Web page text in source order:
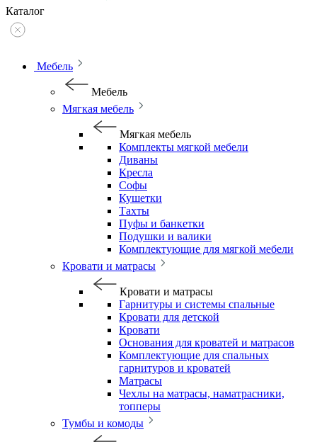
Каталог
Мебель
Мебель
Мягкая мебель
Мягкая мебель
Комплекты мягкой мебели
Диваны
Кресла
Софы
Кушетки
Тахты
Пуфы и банкетки
Подушки и валики
Комплектующие для мягкой мебели
Кровати и матрасы
Кровати и матрасы
Гарнитуры и системы спальные
Кровати для детской
Кровати
Основания для кроватей и матрасов
Комплектующие для спальных
гарнитуров и кроватей
Матрасы
Чехлы на матрасы, наматрасники,
топперы
Тумбы и комоды